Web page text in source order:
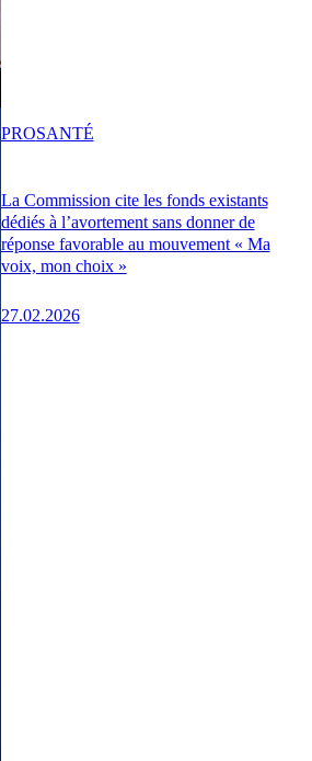
La Commission cite les fonds existants
dédiés à l’avortement sans donner de
réponse favorable au mouvement « Ma
voix, mon choix »
27.02.2026
PROSANTÉ